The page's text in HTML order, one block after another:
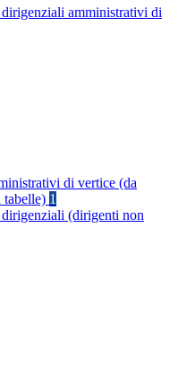
amministrativi di
di vertice (da
tabelle) 1
(dirigenti non